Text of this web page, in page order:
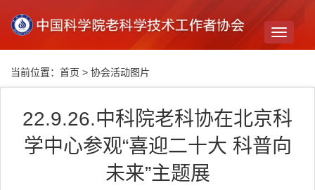
Toggle
当前位置： 首页 > 协会活动图片
22.9.26.中科院老科协在北京科
学中心参观“喜迎二十大 科普向
未来”主题展